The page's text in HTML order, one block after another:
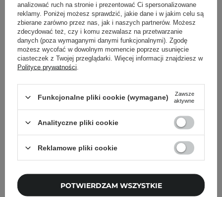
Cosibella Corner (Wileńska)
Cosibella Corner (Bohaterów Warszawy)
Cosibella Corner (Tadeusza Kościuszki)
Pielęgnacyjne checklisty, eksperckie porady,
analizować ruch na stronie i prezentować Ci spersonalizowane
reklamy. Poniżej możesz sprawdzić, jakie dane i w jakim celu są
zbierane zarówno przez nas, jak i naszych partnerów. Możesz
zdecydować też, czy i komu zezwalasz na przetwarzanie
danych (poza wymaganymi danymi funkcjonalnymi). Zgodę
możesz wycofać w dowolnym momencie poprzez usunięcie
ciasteczek z Twojej przeglądarki. Więcej informacji znajdziesz w
Polityce prywatności
Funkcjonalne pliki cookie (wymagane)
Zawsze
aktywne
Analityczne pliki cookie
Reklamowe pliki cookie
POTWIERDZAM WSZYSTKIE